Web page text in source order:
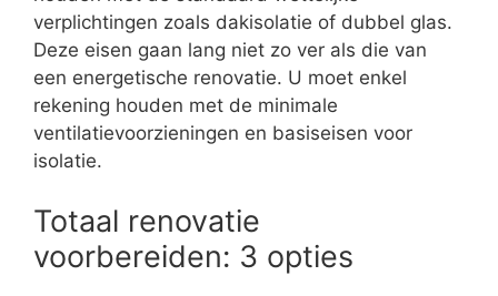
verplichtingen zoals dakisolatie of dubbel glas.
Deze eisen gaan lang niet zo ver als die van
een energetische renovatie. U moet enkel
rekening houden met de minimale
ventilatievoorzieningen en basiseisen voor
isolatie.
Totaal renovatie
voorbereiden: 3 opties